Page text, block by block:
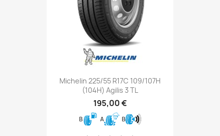
Michelin 225/55 R17C 109/107H
(104H) Agilis 3 TL
195,00 €
B A B